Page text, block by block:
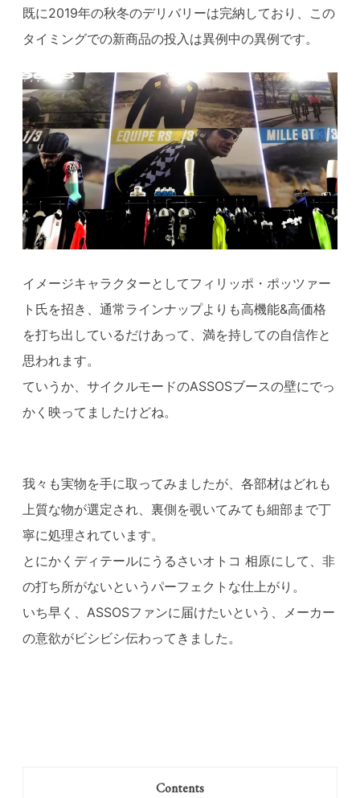
既に2019年の秋冬のデリバリーは完納しており、この
タイミングでの新商品の投入は異例中の異例です。
イメージキャラクターとしてフィリッポ・ポッツァー
ト氏を招き、通常ラインナップよりも高機能&高価格
を打ち出しているだけあって、満を持しての自信作と
思われます。
ていうか、サイクルモードのASSOSブースの壁にでっ
かく映ってましたけどね。
我々も実物を手に取ってみましたが、各部材はどれも
上質な物が選定され、裏側を覗いてみても細部まで丁
寧に処理されています。
とにかくディテールにうるさいオトコ 相原にして、非
の打ち所がないというパーフェクトな仕上がり。
いち早く、ASSOSファンに届けたいという、メーカー
の意欲がビシビシ伝わってきました。
Contents